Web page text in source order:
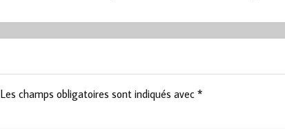
Les champs obligatoires sont indiqués avec *